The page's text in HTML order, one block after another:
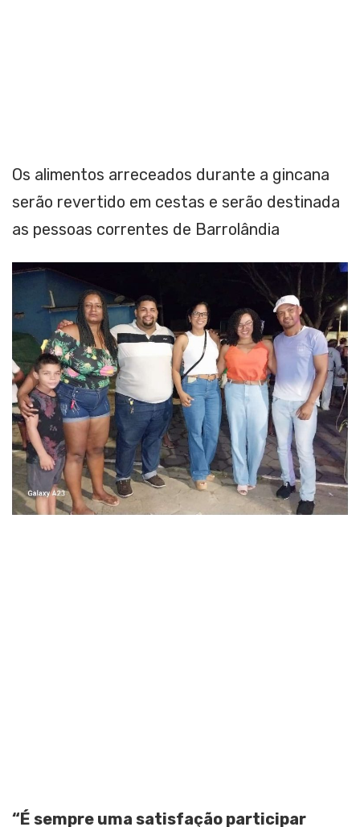
Os alimentos arreceados durante a gincana
serão revertido em cestas e serão destinada
as pessoas correntes de Barrolândia
“É sempre uma satisfação participar